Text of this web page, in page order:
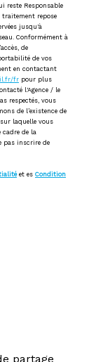
reste Responsable
traitement repose
jusqu'à
Conformément à
de
de vos
en contactant
fr pour plus
l'Agence / le
respectés, vous
de l’existence de
laquelle vous
cadre de la
pas inscrire de
et es Condition
partage